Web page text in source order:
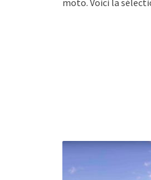
moto. Voici la